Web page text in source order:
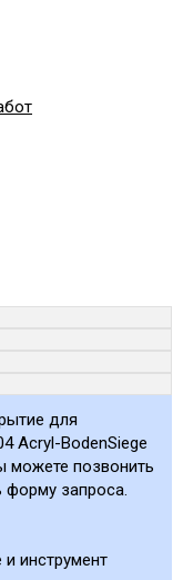
для
Acryl-BodenSiege
можете позвонить
форму запроса.
инструмент